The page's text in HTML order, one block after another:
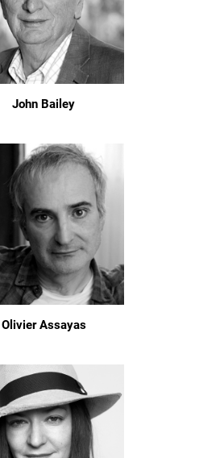
John Bailey
Olivier Assayas